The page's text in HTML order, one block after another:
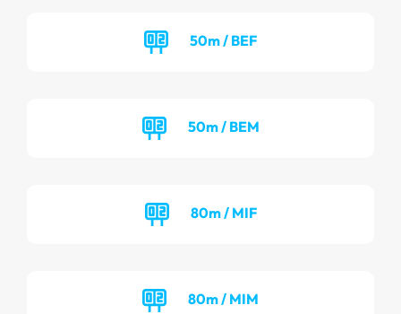
50m / BEF
50m / BEM
80m / MIF
80m / MIM